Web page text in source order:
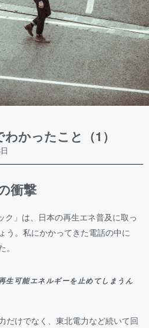
わかったこと（1）
衝撃
」は、日本の再生エネ普及に取っ
う。私にかかってきた電話の中に
生可能エネルギーを止めてしまうん
だけでなく、東北電力など続いて回